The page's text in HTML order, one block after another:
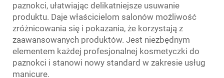
paznokci, ułatwiając delikatniejsze usuwanie
produktu. Daje właścicielom salonów możliwość
zróżnicowania się i pokazania, że korzystają z
zaawansowanych produktów. Jest niezbędnym
elementem każdej profesjonalnej kosmetyczki do
paznokci i stanowi nowy standard w zakresie usług
manicure.